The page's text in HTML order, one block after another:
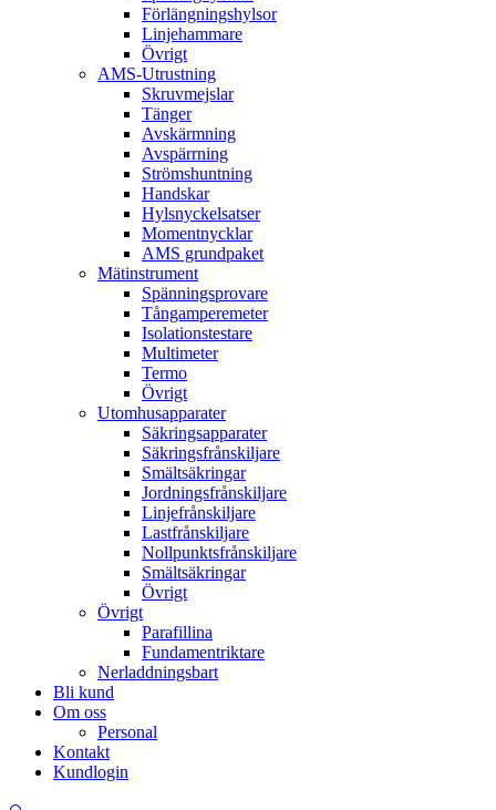
Förlängningshylsor
Linjehammare
Övrigt
AMS-Utrustning
Skruvmejslar
Tänger
Avskärmning
Avspärrning
Strömshuntning
Handskar
Hylsnyckelsatser
Momentnycklar
AMS grundpaket
Mätinstrument
Spänningsprovare
Tångamperemeter
Isolationstestare
Multimeter
Termo
Övrigt
Utomhusapparater
Säkringsapparater
Säkringsfrånskiljare
Smältsäkringar
Jordningsfrånskiljare
Linjefrånskiljare
Lastfrånskiljare
Nollpunktsfrånskiljare
Smältsäkringar
Övrigt
Övrigt
Parafillina
Fundamentriktare
Nerladdningsbart
Bli kund
Om oss
Personal
Kontakt
Kundlogin